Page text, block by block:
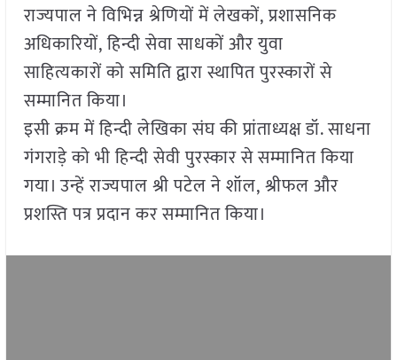
राज्यपाल ने विभिन्न श्रेणियों में लेखकों, प्रशासनिक
अधिकारियों, हिन्दी सेवा साधकों और युवा
साहित्यकारों को समिति द्वारा स्थापित पुरस्कारों से
सम्मानित किया।
इसी क्रम में हिन्दी लेखिका संघ की प्रांताध्यक्ष डॉ. साधना
गंगराड़े को भी हिन्दी सेवी पुरस्कार से सम्मानित किया
गया। उन्हें राज्यपाल श्री पटेल ने शॉल, श्रीफल और
प्रशस्ति पत्र प्रदान कर सम्मानित किया।